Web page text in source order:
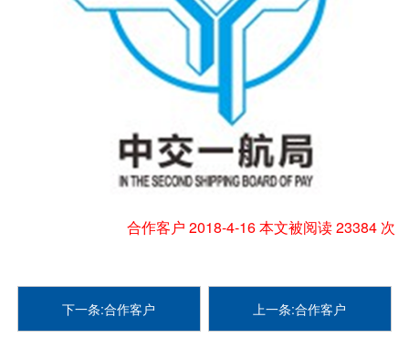
合作客户 2018-4-16 本文被阅读 23384 次
下一条:合作客户 上一条:合作客户